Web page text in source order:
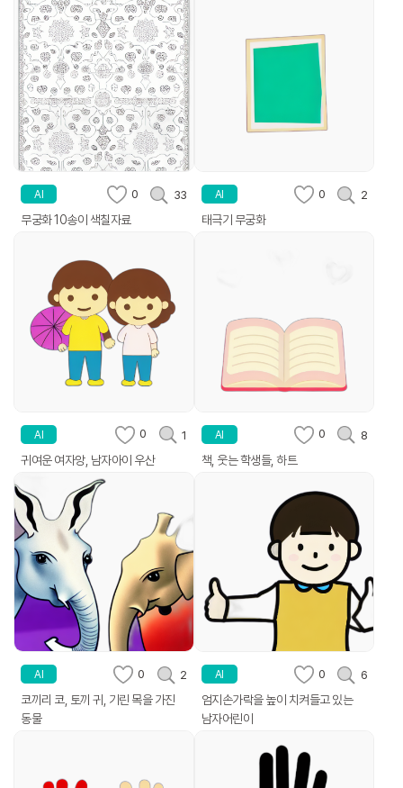
AI 0 33
무궁화 10송이 색칠자료
AI 0 2
태극기 무궁화
AI 0 1
귀여운 여자앙, 남자아이 우산
AI 0 8
책, 웃는 학생들, 하트
AI 0 2
코끼리 코, 토끼 귀, 기린 목을 가진
동물
AI 0 6
엄지손가락을 높이 치켜들고 있는
남자어린이